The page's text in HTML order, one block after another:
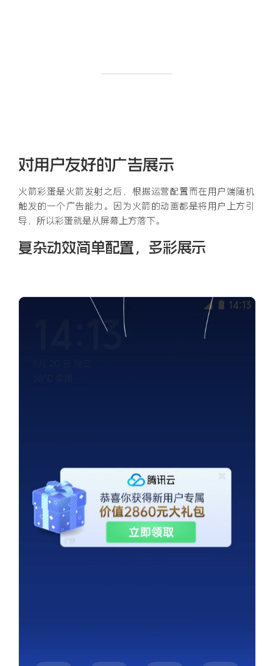
对用户友好的广告展示
火箭彩蛋是火箭发射之后，根据运营配置而在用户端随机
触发的一个广告能力。因为火箭的动画都是将用户上方引
导，所以彩蛋就是从屏幕上方落下。
复杂动效简单配置，多彩展示